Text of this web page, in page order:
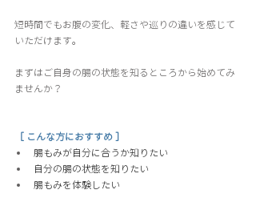
短時間でもお腹の変化、軽さや巡りの違いを感じて
いただけます。
まずはご自身の腸の状態を知るところから始めてみ
ませんか？
［ こんな方におすすめ ］
腸もみが自分に合うか知りたい
自分の腸の状態を知りたい
腸もみを体験したい